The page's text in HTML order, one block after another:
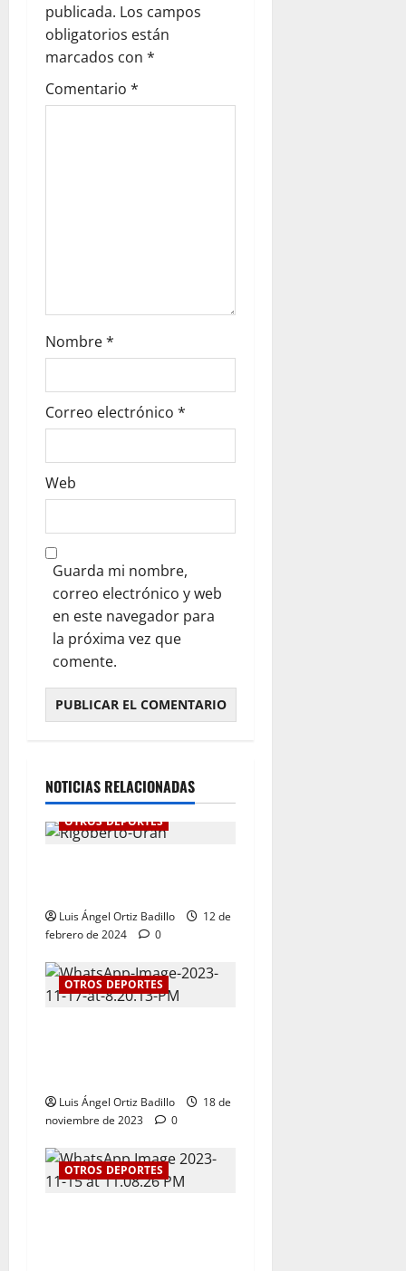
publicada. Los campos
obligatorios están
marcados con *
Comentario *
Nombre*
Correo electrónico *
Web
Guarda mi nombre,
correo electrónico y web
en este navegador para
la próxima vez que
comente.
NOTICIAS RELACIONADAS
OTROS DEPORTES
Luis Ángel Ortiz Badillo
12 de
febrero de 2024
0
OTROS DEPORTES
Luis Ángel Ortiz Badillo
18 de
noviembre de 2023
0
OTROS DEPORTES